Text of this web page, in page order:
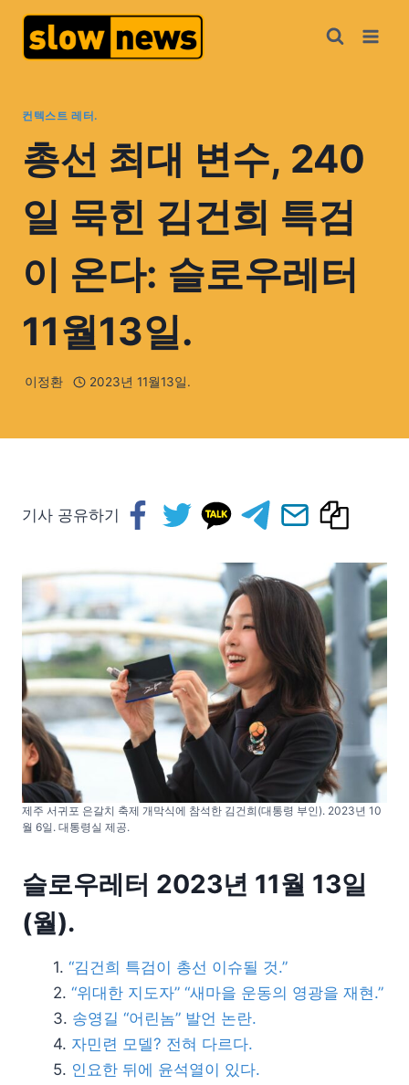
컨텍스트 레터.
총선 최대 변수, 240
일 묵힌 김건희 특검
이 온다: 슬로우레터
11월13일.
이정환 2023년 11월13일.
기사 공유하기
제주 서귀포 은갈치 축제 개막식에 참석한 김건희(대통령 부인). 2023년 10
월 6일. 대통령실 제공.
슬로우레터 2023년 11월 13일
(월).
“김건희 특검이 총선 이슈될 것.”
“위대한 지도자” “새마을 운동의 영광을 재현.”
송영길 “어린놈” 발언 논란.
자민련 모델? 전혀 다르다.
인요한 뒤에 윤석열이 있다.